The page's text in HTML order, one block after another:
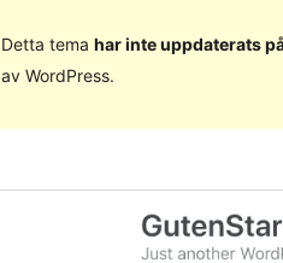
Detta tema har inte uppdaterats
av WordPress.